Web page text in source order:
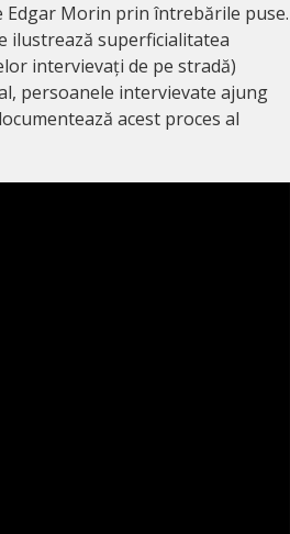
Morin prin întrebările puse.
ilustrează superficialitatea
intervievați de pe stradă)
persoanele intervievate ajung
acest proces al